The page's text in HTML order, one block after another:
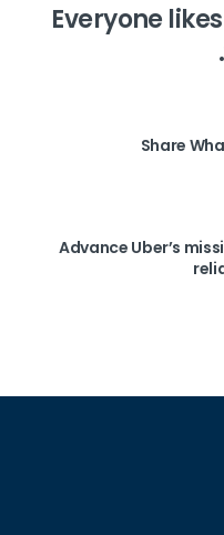
Everyone
Share
Advance Uber’s